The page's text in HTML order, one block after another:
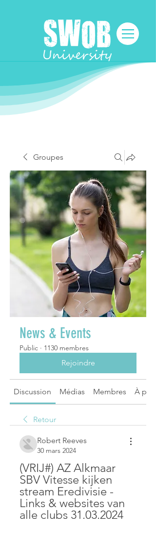
Groupes
News & Events
Public · 1130 membres
Rejoindre
Discussion Médias Membres À
Retour
Robert Reeves
30 mars 2024
(VRIJ#) AZ Alkmaar
SBV Vitesse kijken
stream Eredivisie -
Links & websites van
alle clubs 31.03.2024